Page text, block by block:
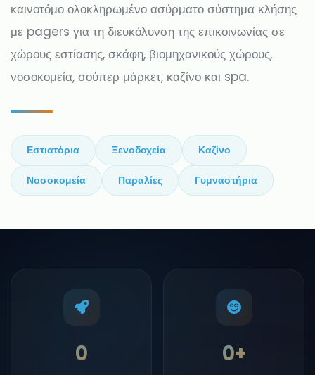
καινοτόμο ολοκληρωμένο ασύρματο σύστημα κλήσης
με pagers για τη διευκόλυνση της επικοινωνίας σε
χώρους εστίασης, σκάφη, βιομηχανικούς χώρους,
νοσοκομεία, σούπερ μάρκετ, καζίνο και spa.
Εστιατόρια Ξενοδοχεία Καζίνο
Νοσοκομεία Παραλίες Γυμναστήρια
0 0+